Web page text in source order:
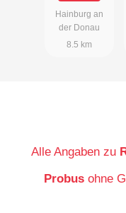
Hainburg an
der Donau
8.5 km
Alle Angaben zu
Probus ohne